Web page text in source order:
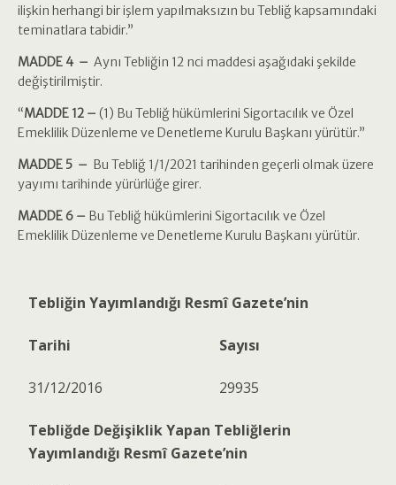
ilişkin herhangi bir işlem yapılmaksızın bu Tebliğ kapsamındaki
teminatlara tabidir.”
MADDE 4 – Aynı Tebliğin 12 nci maddesi aşağıdaki şekilde
değiştirilmiştir.
“MADDE 12 – (1) Bu Tebliğ hükümlerini Sigortacılık ve Özel
Emeklilik Düzenleme ve Denetleme Kurulu Başkanı yürütür.”
MADDE 5 – Bu Tebliğ 1/1/2021 tarihinden geçerli olmak üzere
yayımı tarihinde yürürlüğe girer.
MADDE 6 – Bu Tebliğ hükümlerini Sigortacılık ve Özel
Emeklilik Düzenleme ve Denetleme Kurulu Başkanı yürütür.
Tebliğin Yayımlandığı Resmî Gazete’nin
Tarihi Sayısı
31/12/2016 29935
Tebliğde Değişiklik Yapan Tebliğlerin
Yayımlandığı Resmî Gazete’nin